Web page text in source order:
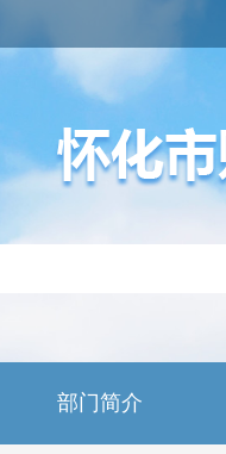
部门简介